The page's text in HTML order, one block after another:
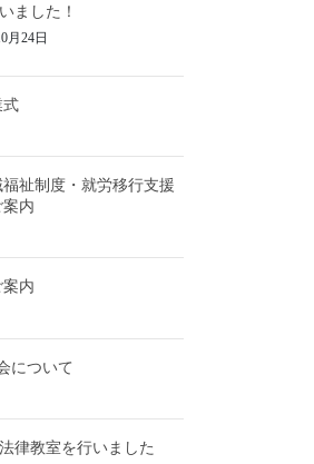
ました！
月24日
式
祉制度・就労移行支援
案内
内
について
律教室を行いました